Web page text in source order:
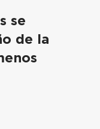
se
de la